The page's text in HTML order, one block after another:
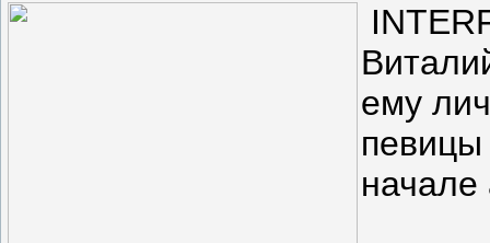
ему
начале